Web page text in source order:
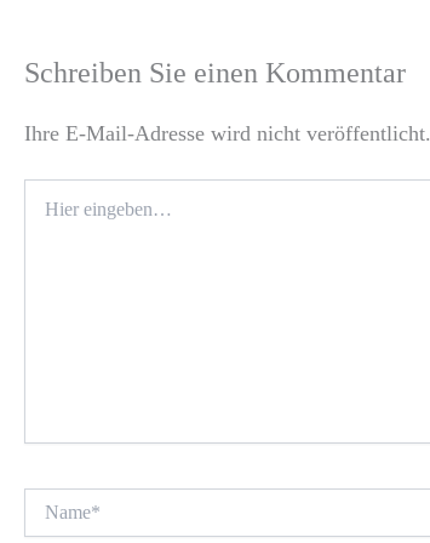
Schreiben Sie einen Kommentar
Ihre E-Mail-Adresse wird nicht veröffentlicht.
eingeben…